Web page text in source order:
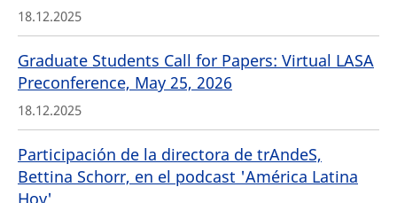
18.12.2025
Graduate Students Call for Papers: Virtual LASA
Preconference, May 25, 2026
18.12.2025
Participación de la directora de trAndeS,
Bettina Schorr, en el podcast 'América Latina
Hoy'